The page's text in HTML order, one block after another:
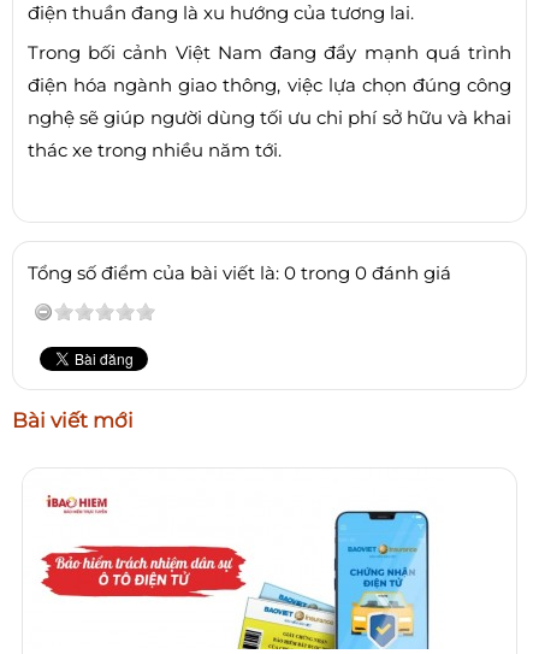
điện thuần đang là xu hướng của tương lai.
Trong bối cảnh Việt Nam đang đẩy mạnh quá trình
điện hóa ngành giao thông, việc lựa chọn đúng công
nghệ sẽ giúp người dùng tối ưu chi phí sở hữu và khai
thác xe trong nhiều năm tới.
Tổng số điểm của bài viết là: 0 trong 0 đánh giá
Bài viết mới